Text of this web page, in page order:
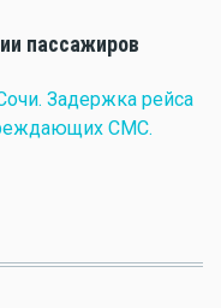
пассажиров
Задержка рейса
СМС.